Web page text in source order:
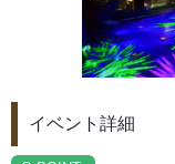
イベント詳細